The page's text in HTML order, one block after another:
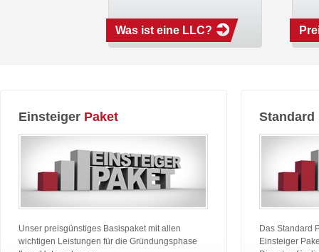
Was ist eine LLC?
Einsteiger Paket
Unser preisgünstiges Basispaket mit allen
wichtigen Leistungen für die Gründungsphase
Standard
Das Standard
Einsteiger